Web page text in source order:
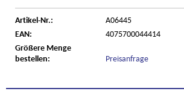
Artikel-Nr.:
A06445
EAN:
4075700044414
Größere Menge
bestellen:
Preisanfrage